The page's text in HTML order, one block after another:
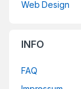
Web Design
INFO
FAQ